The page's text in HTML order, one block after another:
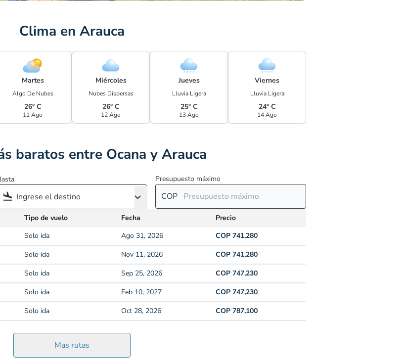
Clima en Arauca
Martes
Algo De Nubes
26° C
11 Ago
Miércoles
Nubes Dispersas
26° C
12 Ago
Jueves
Lluvia Ligera
25° C
13 Ago
Viernes
Lluvia Ligera
24° C
14 Ago
baratos entre Ocana y Arauca
Presupuesto máximo
COP
Tipo de vuelo Fecha
Precio
Solo ida Ago 31, 2026
COP 741,280
Solo ida Nov 11, 2026
COP 741,280
Solo ida Sep 25, 2026
COP 747,230
Solo ida Feb 10, 2027
COP 747,230
Solo ida Oct 28, 2026 COP 787,100
Mas rutas